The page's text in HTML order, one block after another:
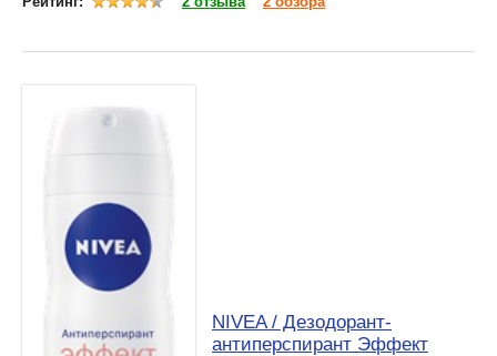
NIVEA / Дезодорант-
антиперспирант Эффект